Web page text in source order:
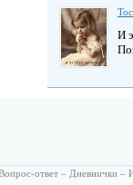
И
ответ – Дневнички –